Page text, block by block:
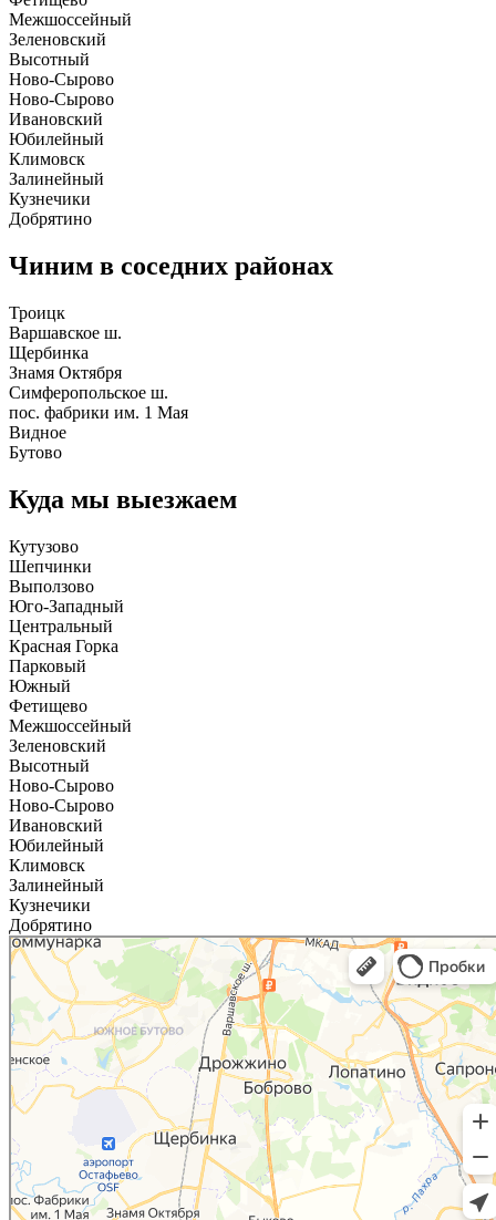
Межшоссейный
Зеленовский
Высотный
Ново-Сырово
Ново-Сырово
Ивановский
Юбилейный
Климовск
Залинейный
Кузнечики
Добрятино
Чиним в соседних районах
Троицк
Варшавское ш.
Щербинка
Знамя Октября
Симферопольское ш.
пос. фабрики им. 1 Мая
Видное
Бутово
Куда мы выезжаем
Кутузово
Шепчинки
Выползово
Юго-Западный
Центральный
Красная Горка
Парковый
Южный
Фетищево
Межшоссейный
Зеленовский
Высотный
Ново-Сырово
Ново-Сырово
Ивановский
Юбилейный
Климовск
Залинейный
Кузнечики
Добрятино